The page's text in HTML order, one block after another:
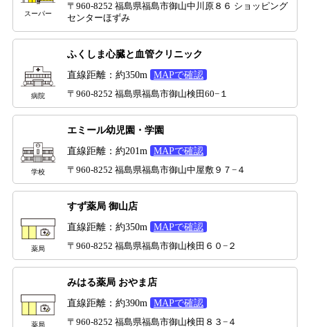
スーパー
〒960-8252 福島県福島市御山中川原８６ ショッピング
センターほずみ
病院
ふくしま心臓と血管クリニック
直線距離：約350m
MAPで確認
〒960-8252 福島県福島市御山検田60−１
学校
エミール幼児園・学園
直線距離：約201m
MAPで確認
〒960-8252 福島県福島市御山中屋敷９７−４
薬局
すず薬局 御山店
直線距離：約350m
MAPで確認
〒960-8252 福島県福島市御山検田６０−２
薬局
みはる薬局 おやま店
直線距離：約390m
MAPで確認
〒960-8252 福島県福島市御山検田８３−４